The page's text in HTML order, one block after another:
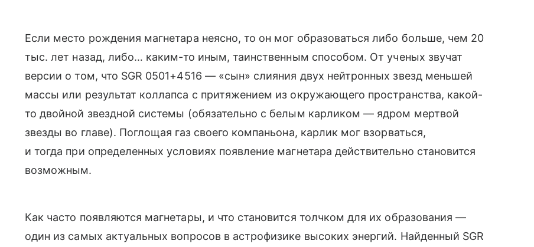
Если место рождения магнетара неясно, то он мог образоваться либо больше, чем 20
тыс. лет назад, либо… каким-то иным, таинственным способом. От ученых звучат
версии о том, что SGR 0501+4516 — «сын» слияния двух нейтронных звезд меньшей
массы или результат коллапса с притяжением из окружающего пространства, какой-
то двойной звездной системы (обязательно с белым карликом — ядром мертвой
звезды во главе). Поглощая газ своего компаньона, карлик мог взорваться,
и тогда при определенных условиях появление магнетара действительно становится
возможным.
Как часто появляются магнетары, и что становится толчком для их образования —
один из самых актуальных вопросов в астрофизике высоких энергий. Найденный SGR